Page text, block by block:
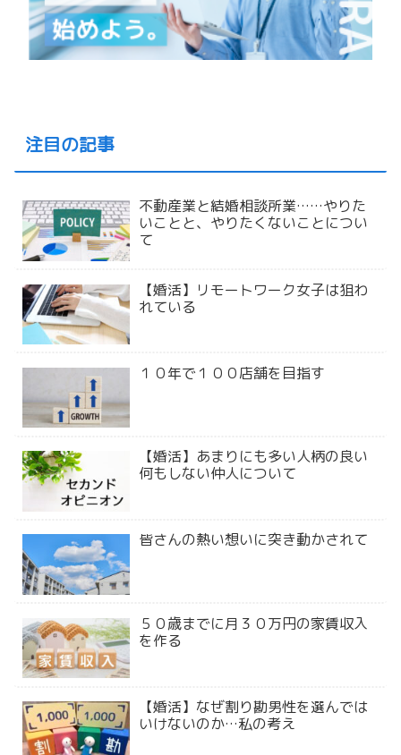
注目の記事
不動産業と結婚相談所業……やりた
いことと、やりたくないことについ
て
【婚活】リモートワーク女子は狙わ
れている
１０年で１００店舗を目指す
【婚活】あまりにも多い人柄の良い
何もしない仲人について
皆さんの熱い想いに突き動かされて
５０歳までに月３０万円の家賃収入
を作る
【婚活】なぜ割り勘男性を選んでは
いけないのか…私の考え